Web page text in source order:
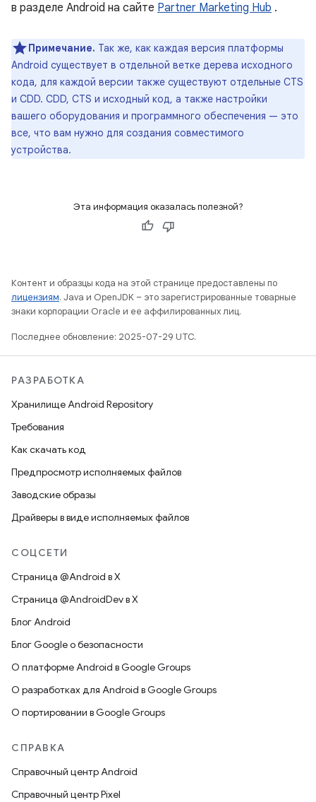
в разделе Android на сайте Partner Marketing Hub .
Примечание. Так же, как каждая версия платформы
Android существует в отдельной ветке дерева исходного
кода, для каждой версии также существуют отдельные CTS
и CDD. CDD, CTS и исходный код, а также настройки
вашего оборудования и программного обеспечения — это
все, что вам нужно для создания совместимого
устройства.
Эта информация оказалась полезной?
Контент и образцы кода на этой странице предоставлены по
лицензиям. Java и OpenJDK – это зарегистрированные товарные
знаки корпорации Oracle и ее аффилированных лиц.
Последнее обновление: 2025-07-29 UTC.
РАЗРАБОТКА
Хранилище Android Repository
Требования
Как скачать код
Предпросмотр исполняемых файлов
Заводские образы
Драйверы в виде исполняемых файлов
СОЦСЕТИ
Страница @Android в X
Страница @AndroidDev в X
Блог Android
Блог Google о безопасности
О платформе Android в Google Groups
О разработках для Android в Google Groups
О портировании в Google Groups
СПРАВКА
Справочный центр Android
Справочный центр Pixel